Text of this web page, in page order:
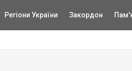
Регіони України Закордон